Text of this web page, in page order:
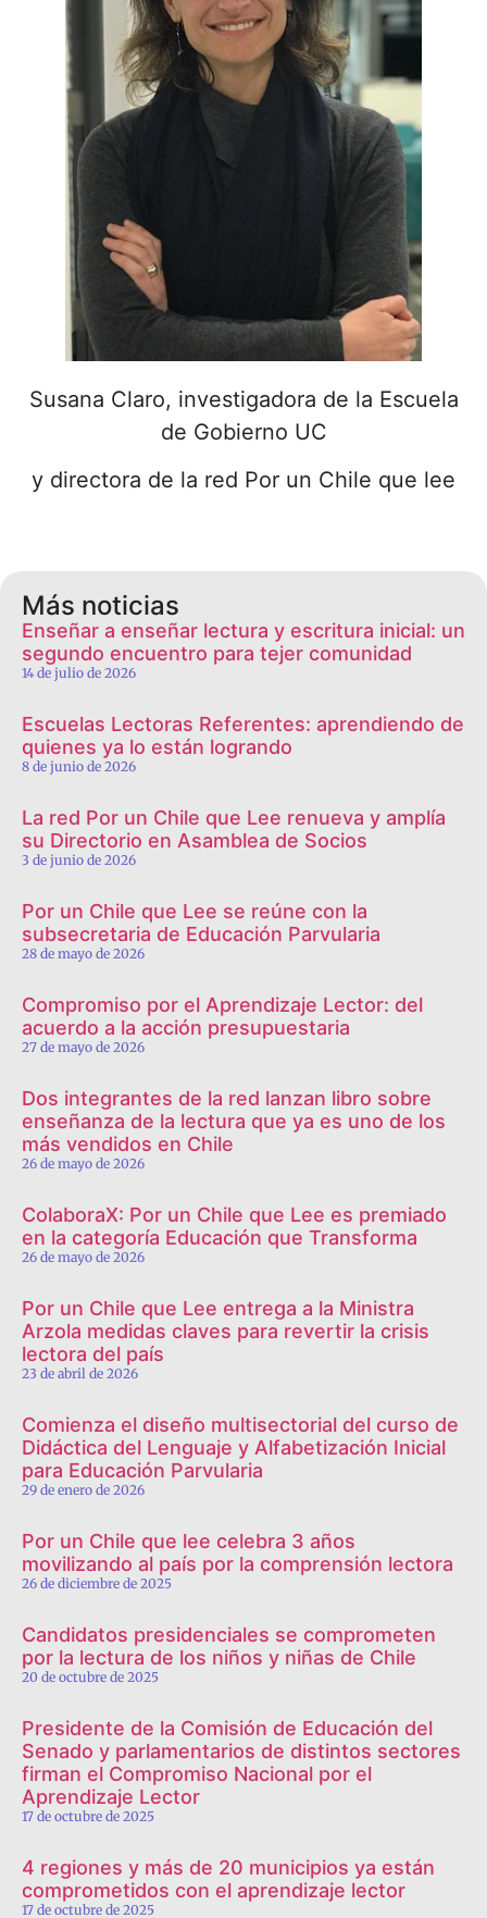
Susana Claro, investigadora de la Escuela
de Gobierno UC
y directora de la red Por un Chile que lee
Más noticias
Enseñar a enseñar lectura y escritura inicial: un
segundo encuentro para tejer comunidad
14 de julio de 2026
Escuelas Lectoras Referentes: aprendiendo de
quienes ya lo están logrando
8 de junio de 2026
La red Por un Chile que Lee renueva y amplía
su Directorio en Asamblea de Socios
3 de junio de 2026
Por un Chile que Lee se reúne con la
subsecretaria de Educación Parvularia
28 de mayo de 2026
Compromiso por el Aprendizaje Lector: del
acuerdo a la acción presupuestaria
27 de mayo de 2026
Dos integrantes de la red lanzan libro sobre
enseñanza de la lectura que ya es uno de los
más vendidos en Chile
26 de mayo de 2026
ColaboraX: Por un Chile que Lee es premiado
en la categoría Educación que Transforma
26 de mayo de 2026
Por un Chile que Lee entrega a la Ministra
Arzola medidas claves para revertir la crisis
lectora del país
23 de abril de 2026
Comienza el diseño multisectorial del curso de
Didáctica del Lenguaje y Alfabetización Inicial
para Educación Parvularia
29 de enero de 2026
Por un Chile que lee celebra 3 años
movilizando al país por la comprensión lectora
26 de diciembre de 2025
Candidatos presidenciales se comprometen
por la lectura de los niños y niñas de Chile
20 de octubre de 2025
Presidente de la Comisión de Educación del
Senado y parlamentarios de distintos sectores
firman el Compromiso Nacional por el
Aprendizaje Lector
17 de octubre de 2025
4 regiones y más de 20 municipios ya están
comprometidos con el aprendizaje lector
17 de octubre de 2025